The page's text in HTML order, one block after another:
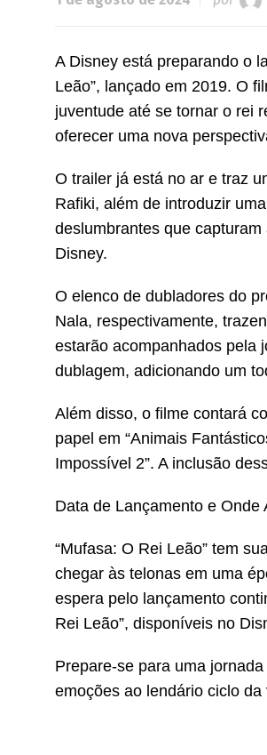
A Disney está preparando o
Leão”, lançado em 2019. O
juventude até se tornar o rei
oferecer uma nova
O trailer já está no ar e traz
Rafiki, além de introduzir
deslumbrantes que
Disney.
O elenco de dubladores do
Nala, respectivamente,
estarão acompanhados pela
dublagem, adicionando um
Além disso, o filme contará
papel em “Animais
Impossível 2”. A inclusão
Data de Lançamento e Onde
“Mufasa: O Rei Leão” tem
chegar às telonas em uma
espera pelo lançamento
Rei Leão”, disponíveis no
Prepare-se para uma
emoções ao lendário ciclo da